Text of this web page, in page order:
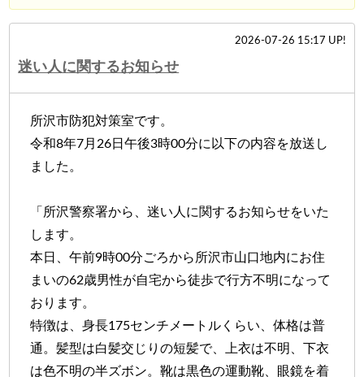
2026-07-26 15:17 UP!
迷い人に関するお知らせ
所沢市防犯対策室です。
令和8年7月26日午後3時00分に以下の内容を放送し
ました。
「所沢警察署から、迷い人に関するお知らせをいた
します。
本日、午前9時00分ごろから所沢市山口地内にお住
まいの62歳男性が自宅から徒歩で行方不明になって
おります。
特徴は、身長175センチメートルくらい、体格は普
通。髪型は白髪交じりの短髪で、上衣は不明、下衣
は色不明の半ズボン。靴は黒色の運動靴、眼鏡を着